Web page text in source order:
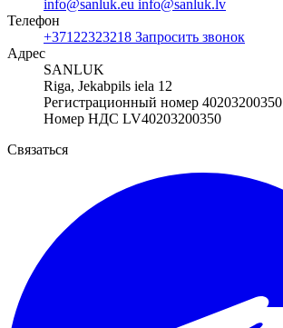
info@sanluk.eu info@sanluk.lv
Телефон
+37122323218 Запросить звонок
Адрес
SANLUK
Riga, Jekabpils iela 12
Регистрационный номер 40203200350
Номер НДС LV40203200350
Связаться